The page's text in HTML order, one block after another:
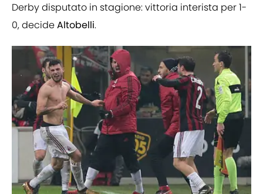
Derby disputato in stagione: vittoria interista per 1-
0, decideAltobelli.